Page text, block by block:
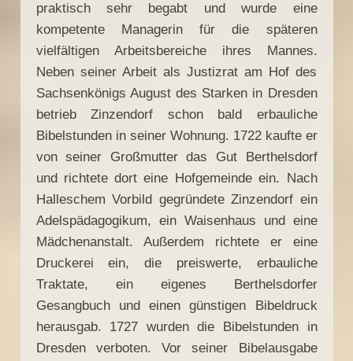
praktisch sehr begabt und wurde eine
kompetente Managerin für die späteren
vielfältigen Arbeitsbereiche ihres Mannes.
Neben seiner Arbeit als Justizrat am Hof des
Sachsenkönigs August des Starken in Dresden
betrieb Zinzendorf schon bald erbauliche
Bibelstunden in seiner Wohnung. 1722 kaufte er
von seiner Großmutter das Gut Berthelsdorf
und richtete dort eine Hofgemeinde ein. Nach
Halleschem Vorbild gegründete Zinzendorf ein
Adelspädagogikum, ein Waisenhaus und eine
Mädchenanstalt. Außerdem richtete er eine
Druckerei ein, die preiswerte, erbauliche
Traktate, ein eigenes Berthelsdorfer
Gesangbuch und einen günstigen Bibeldruck
herausgab. 1727 wurden die Bibelstunden in
Dresden verboten. Vor seiner Bibelausgabe